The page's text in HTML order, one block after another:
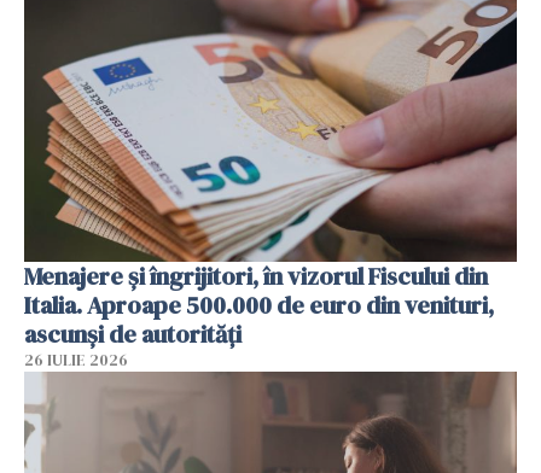
Menajere și îngrijitori, în vizorul Fiscului din
Italia. Aproape 500.000 de euro din venituri,
ascunși de autorități
26 IULIE 2026